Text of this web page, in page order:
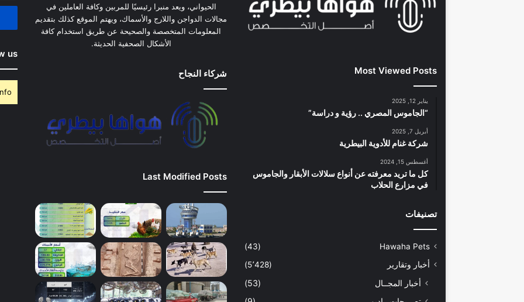
Most Viewed Posts
يناير 12, 2025
“الجاموس المصري .. رؤية و دراسة”
أبريل 7, 2025
شركة غنام للأدوية البيطرية
أغسطس 15, 2024
كل ما تريد معرفته عن أنواع سلالات الأبقار والجاموس
في مزارع الحلاب
تصنيفات
Hawaha Pets
(43)
أخبار وتقارير
(5٬428)
أخبار المجــال
(53)
الحيواني، ويعد منبرا رئيسيًا للمربين وكافة العاملين في
مجالات الدواجن واللارج والأسماك، ويهتم الموقع كذلك بتقديم
المعلومات المتخصصة والصحيحة عن طريق استخدام كافة
الأشكال الصحفية الحديثة.
شركاء النجاح
Last Modified Posts
us